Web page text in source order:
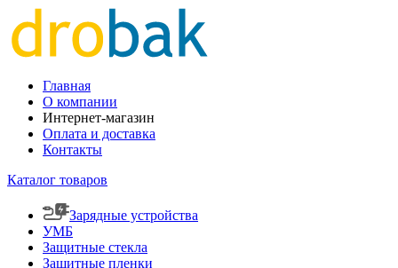
Главная
О компании
Интернет-магазин
Оплата и доставка
Контакты
Каталог товаров
Зарядные устройства
УМБ
Защитные стекла
Защитные пленки